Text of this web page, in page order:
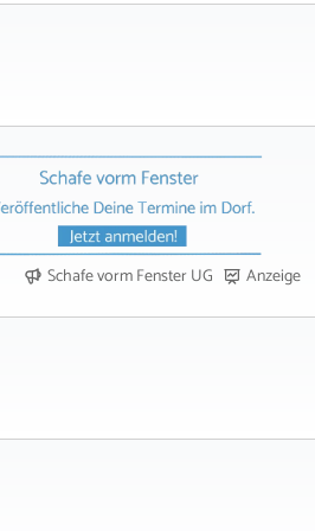
Schafe vorm Fenster UG Anzeige